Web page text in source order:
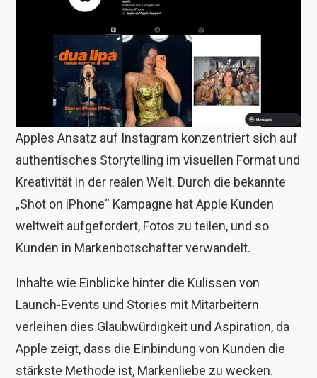
Apples Ansatz auf Instagram konzentriert sich auf
authentisches Storytelling im visuellen Format und
Kreativität in der realen Welt. Durch die bekannte
„Shot on iPhone“ Kampagne hat Apple Kunden
weltweit aufgefordert, Fotos zu teilen, und so
Kunden in Markenbotschafter verwandelt.
Inhalte wie Einblicke hinter die Kulissen von
Launch-Events und Stories mit Mitarbeitern
verleihen dies Glaubwürdigkeit und Aspiration, da
Apple zeigt, dass die Einbindung von Kunden die
stärkste Methode ist, Markenliebe zu wecken.